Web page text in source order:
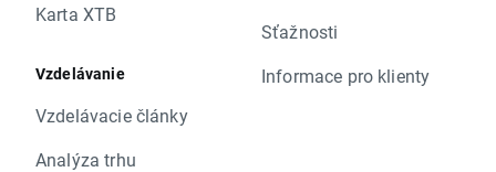
Karta XTB
Vzdelávanie
Vzdelávacie články
Analýza trhu
Sťažnosti
Informace pro klienty